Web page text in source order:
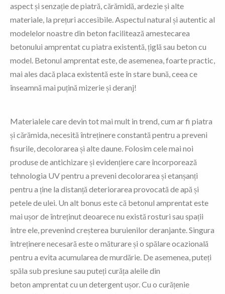
aspect și senzație de piatră, cărămidă, ardezie și alte
materiale, la prețuri accesibile. Aspectul natural și autentic al
modelelor noastre din beton facilitează amestecarea
betonului amprentat cu piatra existentă, țiglă sau beton cu
model. Betonul amprentat este, de asemenea, foarte practic,
mai ales dacă placa existentă este în stare bună, ceea ce
înseamnă mai puțină mizerie și deranj!
Materialele care devin tot mai mult in trend, cum ar fi piatra
și cărămida, necesită întreținere constantă pentru a preveni
fisurile, decolorarea și alte daune. Folosim cele mai noi
produse de antichizare și evidențiere care încorporează
tehnologia UV pentru a preveni decolorarea și etanșanți
pentru a ține la distanță deteriorarea provocată de apă și
petele de ulei. Un alt bonus este că betonul amprentat este
mai ușor de întreținut deoarece nu există rosturi sau spații
între ele, prevenind creșterea buruienilor deranjante. Singura
întreținere necesară este o măturare și o spălare ocazională
pentru a evita acumularea de murdărie. De asemenea, puteți
spăla sub presiune sau puteți curăța aleile din
beton amprentat cu un detergent ușor. Cu o curățenie